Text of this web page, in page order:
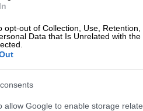
opt-out of Collection, Use,
Data that Is Unrelated with
allow Google to enable storage